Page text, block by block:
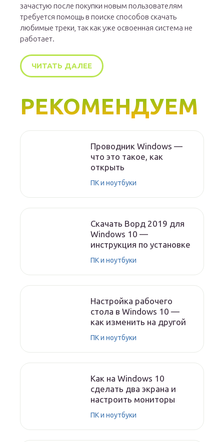
зачастую после покупки новым пользователям
требуется помощь в поиске способов скачать
любимые треки, так как уже освоенная система не
работает.
ЧИТАТЬ ДАЛЕЕ
РЕКОМЕНДУЕМ
Проводник Windows —
что это такое, как
открыть
ПК и ноутбуки
Скачать Ворд 2019 для
Windows 10 —
инструкция по установке
ПК и ноутбуки
Настройка рабочего
стола в Windows 10 —
как изменить на другой
ПК и ноутбуки
Как на Windows 10
сделать два экрана и
настроить мониторы
ПК и ноутбуки